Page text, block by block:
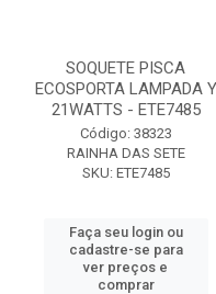
SOQUETE PISCA
ECOSPORTA LAMPADA Y
21WATTS - ETE7485
Código: 38323
RAINHA DAS SETE
SKU: ETE7485
Faça seu login ou
cadastre-se para
ver preços e
comprar